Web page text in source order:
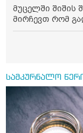
მუცელში შიშის
მირჩევთ რომ
სამკურნალო